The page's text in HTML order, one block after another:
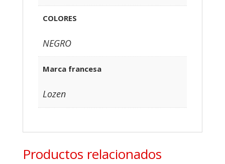
COLORES
NEGRO
Marca francesa
Lozen
Productos relacionados